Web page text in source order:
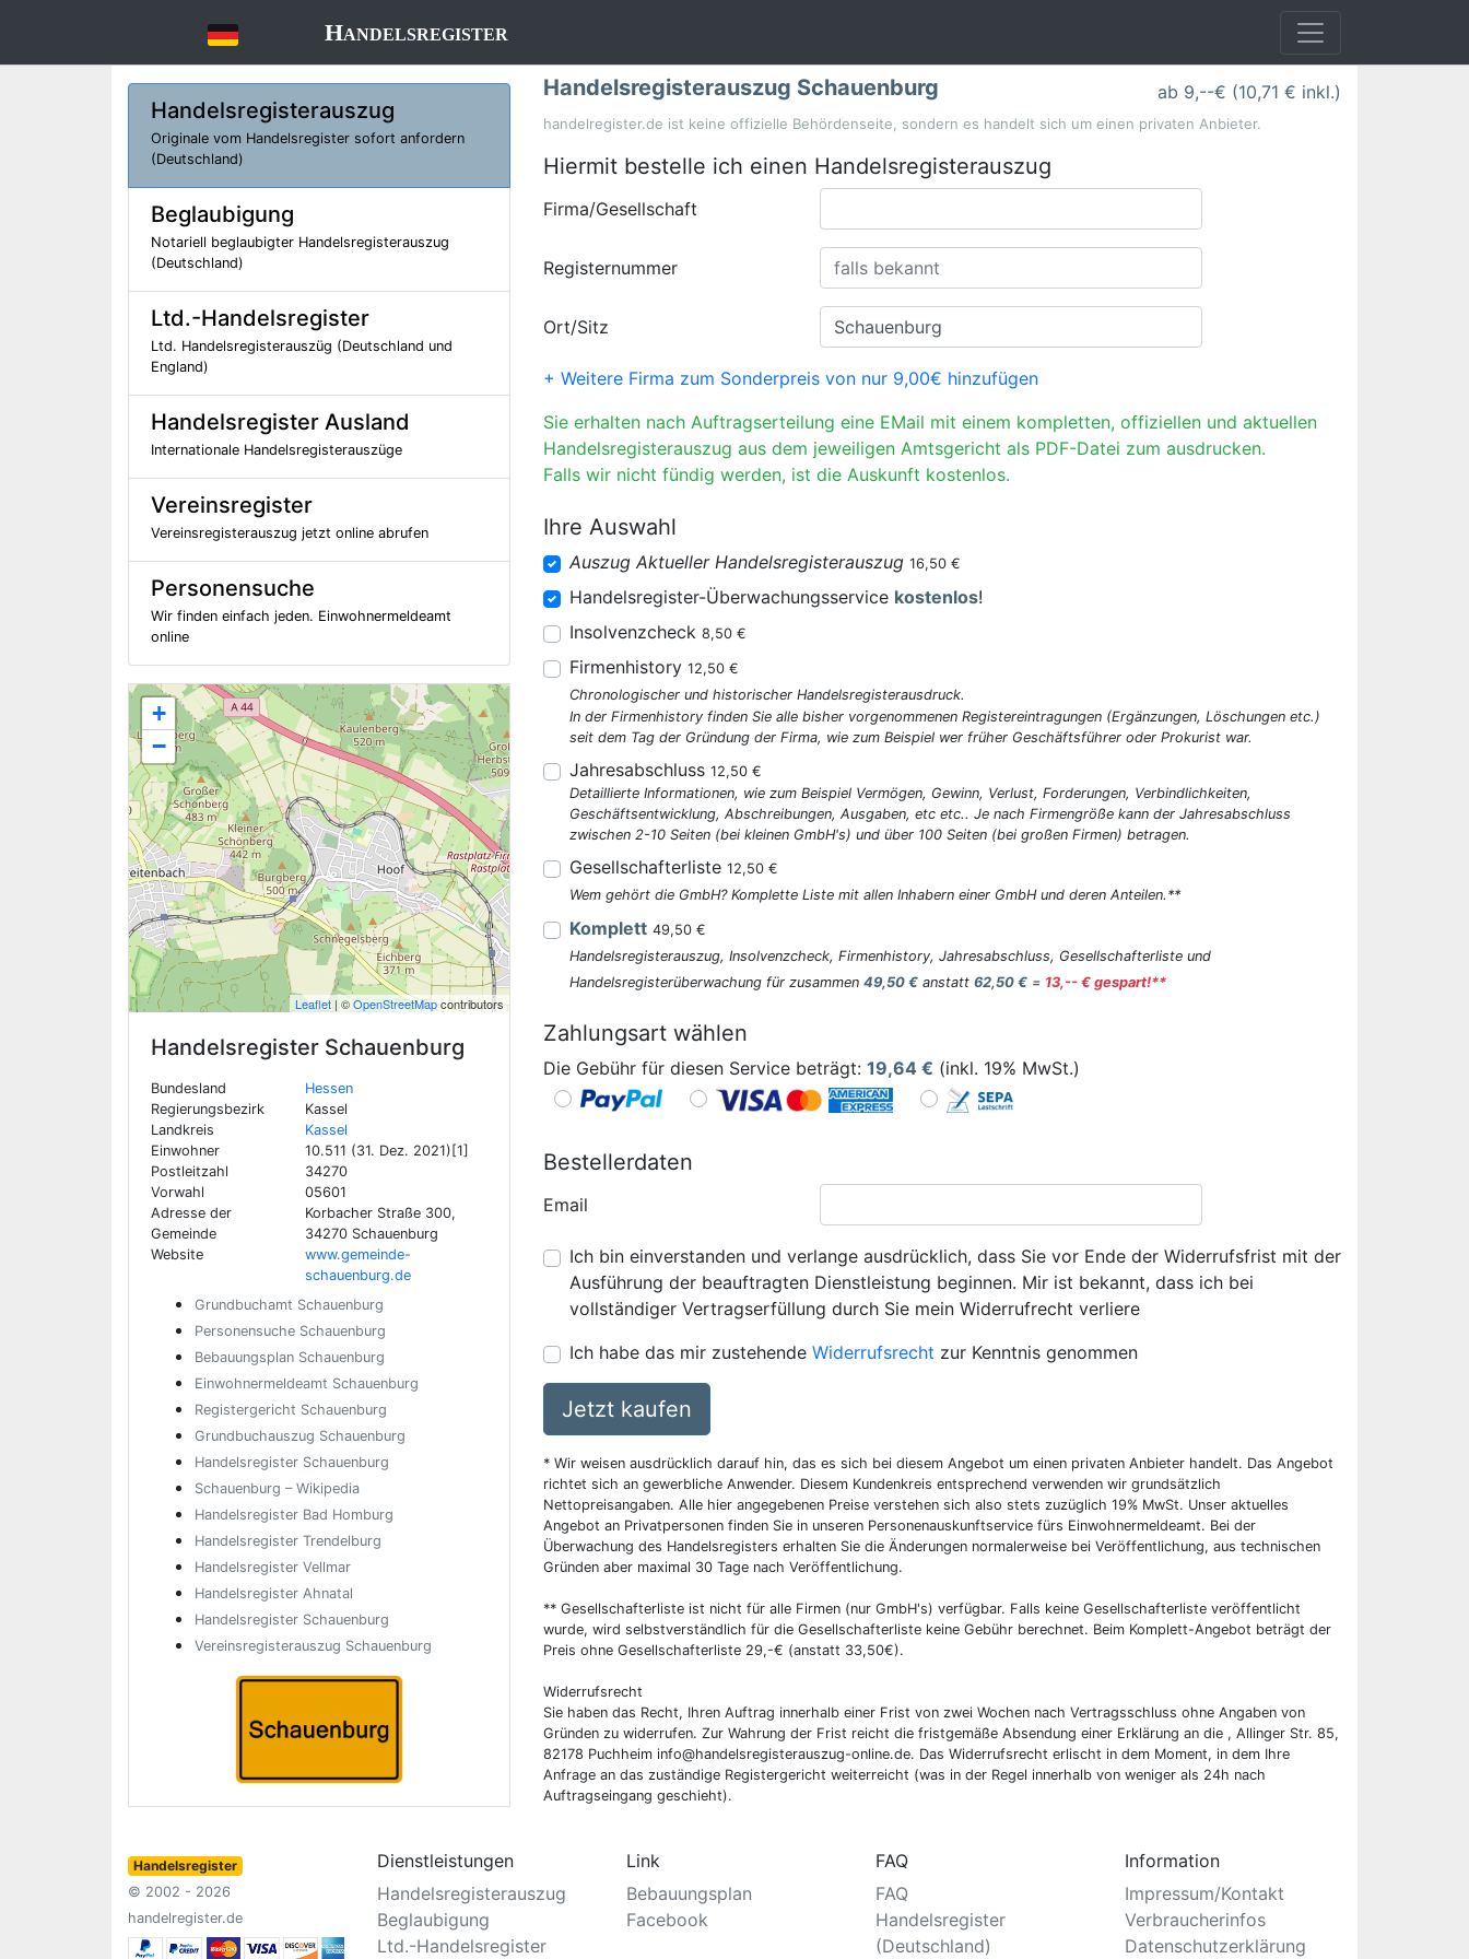
Handelsregister
Handelsregisterauszug
Originale vom Handelsregister sofort anfordern
(Deutschland)
Beglaubigung
Notariell beglaubigter Handelsregisterauszug
(Deutschland)
Ltd.-Handelsregister
Ltd. Handelsregisterauszüg (Deutschland und
England)
Handelsregister Ausland
Internationale Handelsregisterauszüge
Vereinsregister
Vereinsregisterauszug jetzt online abrufen
Personensuche
Wir finden einfach jeden. Einwohnermeldeamt
online
+
−
Leaflet | ©OpenStreetMapcontributors
Handelsregister Schauenburg
Bundesland
Hessen
Regierungsbezirk
Kassel
Landkreis
Kassel
Einwohner
10.511 (31. Dez. 2021)[1]
Postleitzahl
34270
Vorwahl
05601
Adresse der
Gemeinde
Korbacher Straße 300,
34270 Schauenburg
Website
www.gemeinde-
schauenburg.de
Grundbuchamt Schauenburg
Personensuche Schauenburg
Bebauungsplan Schauenburg
Einwohnermeldeamt Schauenburg
Registergericht Schauenburg
Grundbuchauszug Schauenburg
Handelsregister Schauenburg
Schauenburg – Wikipedia
Handelsregister Bad Homburg
Handelsregister Trendelburg
Handelsregister Vellmar
Handelsregister Ahnatal
Handelsregister Schauenburg
Vereinsregisterauszug Schauenburg
Handelsregisterauszug Schauenburg ab 9,--€ (10,71 € inkl.)
handelregister.de ist keine offizielle Behördenseite, sondern es handelt sich um einen privaten Anbieter.
Hiermit bestelle ich einen Handelsregisterauszug
Firma/Gesellschaft
Registernummer
Ort/Sitz
+ Weitere Firma zum Sonderpreis von nur 9,00€ hinzufügen
Sie erhalten nach Auftragserteilung eine EMail mit einem kompletten, offiziellen und aktuellen
Handelsregisterauszug aus dem jeweiligen Amtsgericht als PDF-Datei zum ausdrucken.
Falls wir nicht fündig werden, ist die Auskunft kostenlos.
Ihre Auswahl
Auszug Aktueller Handelsregisterauszug 16,50 €
Handelsregister-Überwachungsservice kostenlos!
Insolvenzcheck 8,50 €
Firmenhistory 12,50 €
Chronologischer und historischer Handelsregisterausdruck.
In der Firmenhistory finden Sie alle bisher vorgenommenen Registereintragungen (Ergänzungen, Löschungen etc.)
seit dem Tag der Gründung der Firma, wie zum Beispiel wer früher Geschäftsführer oder Prokurist war.
Jahresabschluss 12,50 €
Detaillierte Informationen, wie zum Beispiel Vermögen, Gewinn, Verlust, Forderungen, Verbindlichkeiten,
Geschäftsentwicklung, Abschreibungen, Ausgaben, etc etc.. Je nach Firmengröße kann der Jahresabschluss
zwischen 2-10 Seiten (bei kleinen GmbH's) und über 100 Seiten (bei großen Firmen) betragen.
Gesellschafterliste 12,50 €
Wem gehört die GmbH? Komplette Liste mit allen Inhabern einer GmbH und deren Anteilen.**
Komplett 49,50 €
Handelsregisterauszug, Insolvenzcheck, Firmenhistory, Jahresabschluss, Gesellschafterliste und
Handelsregisterüberwachung für zusammen 49,50 € anstatt 62,50 € = 13,-- € gespart!**
Zahlungsart wählen
Die Gebühr für diesen Service beträgt: 19,64 € (inkl. 19% MwSt.)
Bestellerdaten
Email
Ich bin einverstanden und verlange ausdrücklich, dass Sie vor Ende der Widerrufsfrist mit der
Ausführung der beauftragten Dienstleistung beginnen. Mir ist bekannt, dass ich bei
vollständiger Vertragserfüllung durch Sie mein Widerrufrecht verliere
Ich habe das mir zustehende Widerrufsrecht zur Kenntnis genommen
Jetzt kaufen
* Wir weisen ausdrücklich darauf hin, das es sich bei diesem Angebot um einen privaten Anbieter handelt. Das Angebot
richtet sich an gewerbliche Anwender. Diesem Kundenkreis entsprechend verwenden wir grundsätzlich
Nettopreisangaben. Alle hier angegebenen Preise verstehen sich also stets zuzüglich 19% MwSt. Unser aktuelles
Angebot an Privatpersonen finden Sie in unseren Personenauskunftservice fürs Einwohnermeldeamt. Bei der
Überwachung des Handelsregisters erhalten Sie die Änderungen normalerweise bei Veröffentlichung, aus technischen
Gründen aber maximal 30 Tage nach Veröffentlichung.
** Gesellschafterliste ist nicht für alle Firmen (nur GmbH's) verfügbar. Falls keine Gesellschafterliste veröffentlicht
wurde, wird selbstverständlich für die Gesellschafterliste keine Gebühr berechnet. Beim Komplett-Angebot beträgt der
Preis ohne Gesellschafterliste 29,-€ (anstatt 33,50€).
Widerrufsrecht
Sie haben das Recht, Ihren Auftrag innerhalb einer Frist von zwei Wochen nach Vertragsschluss ohne Angaben von
Gründen zu widerrufen. Zur Wahrung der Frist reicht die fristgemäße Absendung einer Erklärung an die , Allinger Str. 85,
82178 Puchheim info@handelsregisterauszug-online.de. Das Widerrufsrecht erlischt in dem Moment, in dem Ihre
Anfrage an das zuständige Registergericht weiterreicht (was in der Regel innerhalb von weniger als 24h nach
Auftragseingang geschieht).
Handelsregister
© 2002 - 2026
handelregister.de
Dienstleistungen
Handelsregisterauszug
Beglaubigung
Ltd.-Handelsregister
Link
Bebauungsplan
Facebook
FAQ
FAQ
Handelsregister
(Deutschland)
Information
Impressum/Kontakt
Verbraucherinfos
Datenschutzerklärung